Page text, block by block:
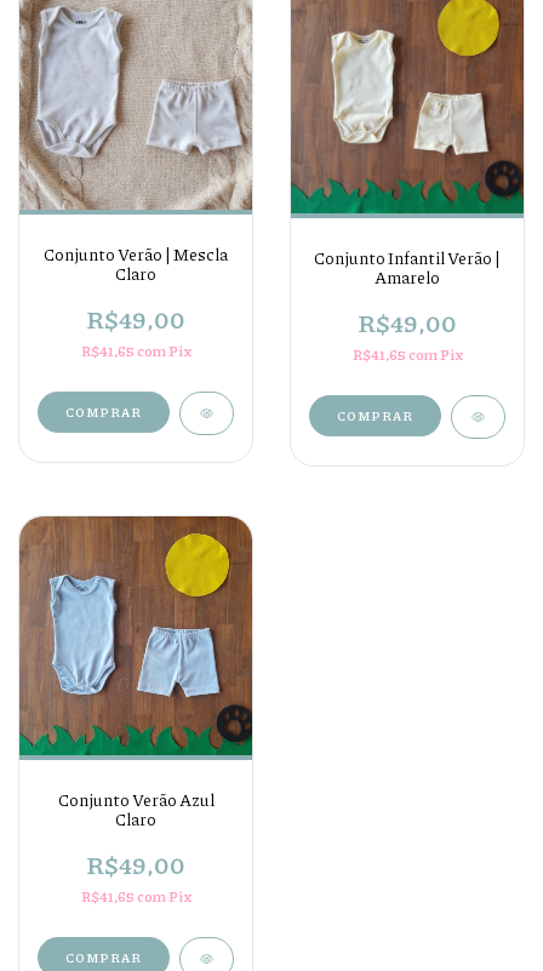
Conjunto Verão | Mescla
Claro
R$49,00
R$41,65comPix
COMPRAR
Conjunto Infantil Verão |
Amarelo
R$49,00
R$41,65comPix
COMPRAR
Conjunto Verão Azul
Claro
R$49,00
R$41,65comPix
COMPRAR